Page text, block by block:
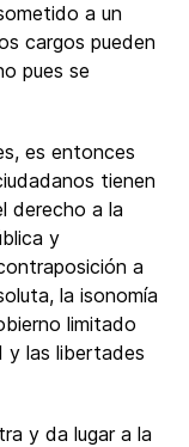
a un
cargos pueden
pues se
es entonces
tienen
derecho a la
y
a
la isonomía
limitado
y las libertades
y da lugar a la